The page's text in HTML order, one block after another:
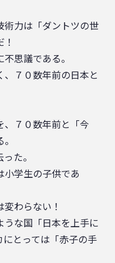
「ダントツの世
である。
前の日本と
、７０数年前と「今
た。
生の子供であ
ない！
本を上手に
とっては「赤子の手